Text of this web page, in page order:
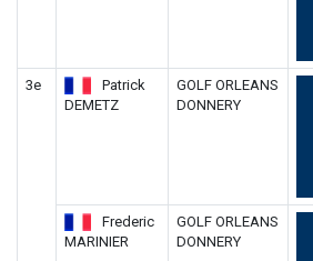
3e
Patrick
DEMETZ
GOLF ORLEANS
DONNERY
Frederic
MARINIER
GOLF ORLEANS
DONNERY